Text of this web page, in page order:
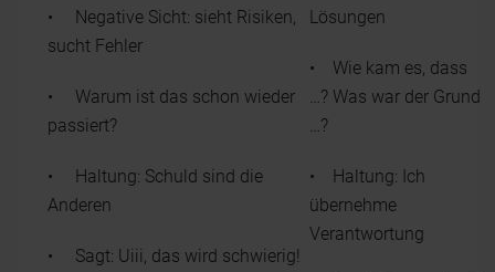
• Negative Sicht: sieht Risiken,
sucht Fehler
• Warum ist das schon wieder
passiert?
• Haltung: Schuld sind die
Anderen
• Sagt: Uiii, das wird schwierig!
Lösungen
• Wie kam es, dass
…? Was war der Grund
…?
• Haltung: Ich
übernehme
Verantwortung